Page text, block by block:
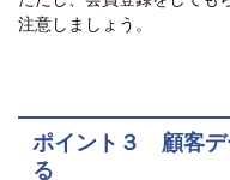
注意しましょう。
ポイント３ 顧客デ
る